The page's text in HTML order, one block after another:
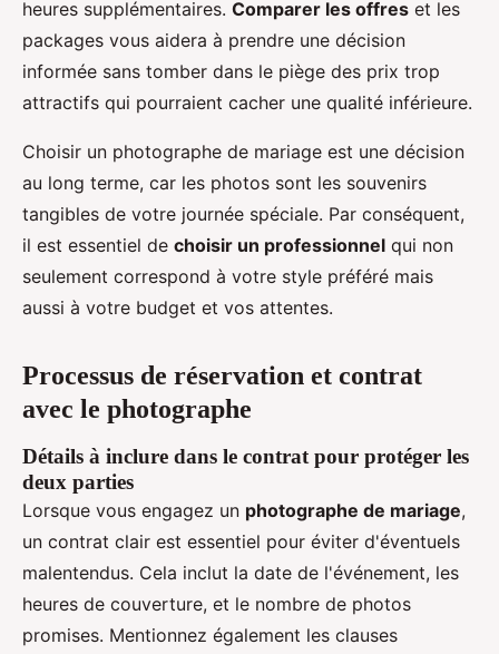
heures supplémentaires. Comparer les offres et les
packages vous aidera à prendre une décision
informée sans tomber dans le piège des prix trop
attractifs qui pourraient cacher une qualité inférieure.
Choisir un photographe de mariage est une décision
au long terme, car les photos sont les souvenirs
tangibles de votre journée spéciale. Par conséquent,
il est essentiel de choisir un professionnel qui non
seulement correspond à votre style préféré mais
aussi à votre budget et vos attentes.
Processus de réservation et contrat
avec le photographe
Détails à inclure dans le contrat pour protéger les
deux parties
Lorsque vous engagez un photographe de mariage,
un contrat clair est essentiel pour éviter d'éventuels
malentendus. Cela inclut la date de l'événement, les
heures de couverture, et le nombre de photos
promises. Mentionnez également les clauses